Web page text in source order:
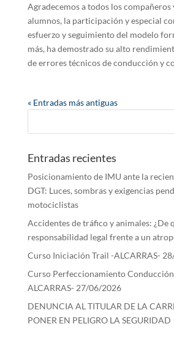
Agradecemos a todos los compañeros
alumnos, la participación y especial
esfuerzo y seguimiento del modelo
más, ha demostrado su alto
de errores técnicos de conducción y
« Entradas más antiguas
Entradas recientes
Posicionamiento de IMU ante la
DGT: Luces, sombras y exigencias
motociclistas
Accidentes de tráfico y animales: ¿De
responsabilidad legal frente a un
Curso Iniciación Trail -ALCARRAS-
Curso Perfeccionamiento
ALCARRAS- 27/06/2026
DENUNCIA AL TITULAR DE LA
PONER EN PELIGRO LA SEGURIDAD